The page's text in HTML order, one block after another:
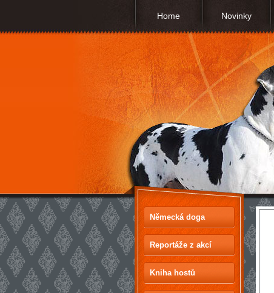
Home Novinky
Německá doga
Reportáže z akcí
Kniha hostů